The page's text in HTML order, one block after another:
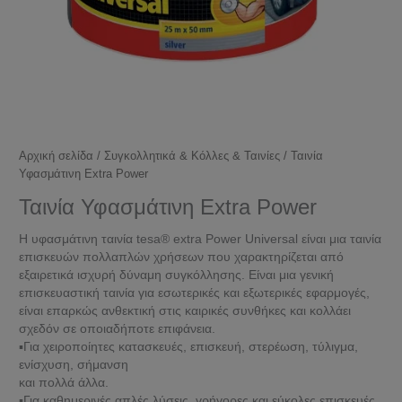
Αρχική σελίδα / Συγκολλητικά & Κόλλες & Ταινίες / Ταινία
Υφασμάτινη Extra Power
Ταινία Υφασμάτινη Extra Power
Η υφασμάτινη ταινία tesa® extra Power Universal είναι μια ταινία
επισκευών πολλαπλών χρήσεων που χαρακτηρίζεται από
εξαιρετικά ισχυρή δύναμη συγκόλλησης. Είναι μια γενική
επισκευαστική ταινία για εσωτερικές και εξωτερικές εφαρμογές,
είναι επαρκώς ανθεκτική στις καιρικές συνθήκες και κολλάει
σχεδόν σε οποιαδήποτε επιφάνεια.
▪Για χειροποίητες κατασκευές, επισκευή, στερέωση, τύλιγμα,
ενίσχυση, σήμανση
και πολλά άλλα.